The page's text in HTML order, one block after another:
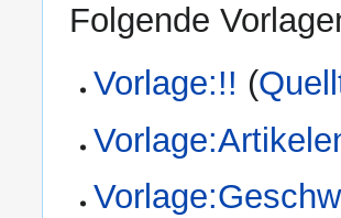
Folgende
Vorlage:!! (